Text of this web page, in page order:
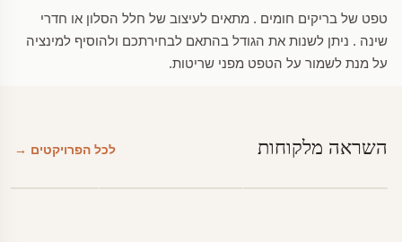
טפט של בריקים חומים . מתאים לעיצוב של חלל הסלון או חדרי
שינה . ניתן לשנות את הגודל בהתאם לבחירתכם ולהוסיף למינציה
על מנת לשמור על הטפט מפני שריטות.
השראה מלקוחות לכל הפרויקטים →